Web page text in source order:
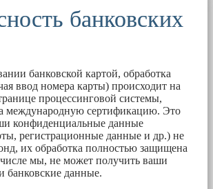
банковских
банковской картой, обработка
ввод номера карты) происходит на
процессинговой системы,
международную сертификацию. Это
конфиденциальные данные
регистрационные данные и др.) не
их обработка полностью защищена
мы, не может получить ваши
банковские данные.